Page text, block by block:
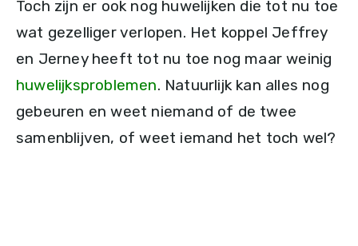
Toch zijn er ook nog huwelijken die tot nu toe
wat gezelliger verlopen. Het koppel Jeffrey
en Jerney heeft tot nu toe nog maar weinig
huwelijksproblemen. Natuurlijk kan alles nog
gebeuren en weet niemand of de twee
samenblijven, of weet iemand het toch wel?